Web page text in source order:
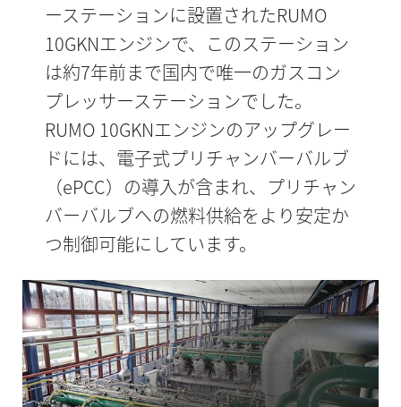
ーステーションに設置されたRUMO
10GKNエンジンで、このステーション
は約7年前まで国内で唯一のガスコン
プレッサーステーションでした。
RUMO 10GKNエンジンのアップグレー
ドには、電子式プリチャンバーバルブ
（ePCC）の導入が含まれ、プリチャン
バーバルブへの燃料供給をより安定か
つ制御可能にしています。